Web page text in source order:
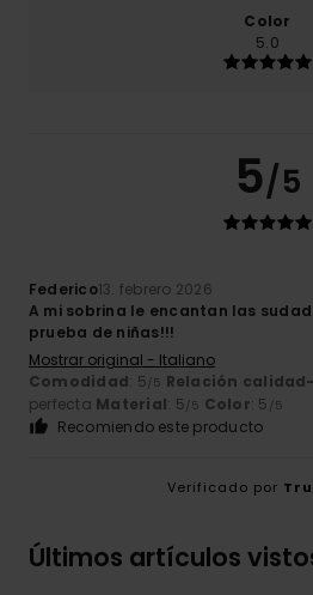
Color
5.0
5/5
Federico13. febrero 2026
A mi sobrina le encantan las
prueba de niñas!!!
Mostrar original - Italiano
Comodidad: 5/5 Relación
perfecta Material: 5/5 Color: 5 /5
Recomiendo este producto
Verificado por
Últimos artículos